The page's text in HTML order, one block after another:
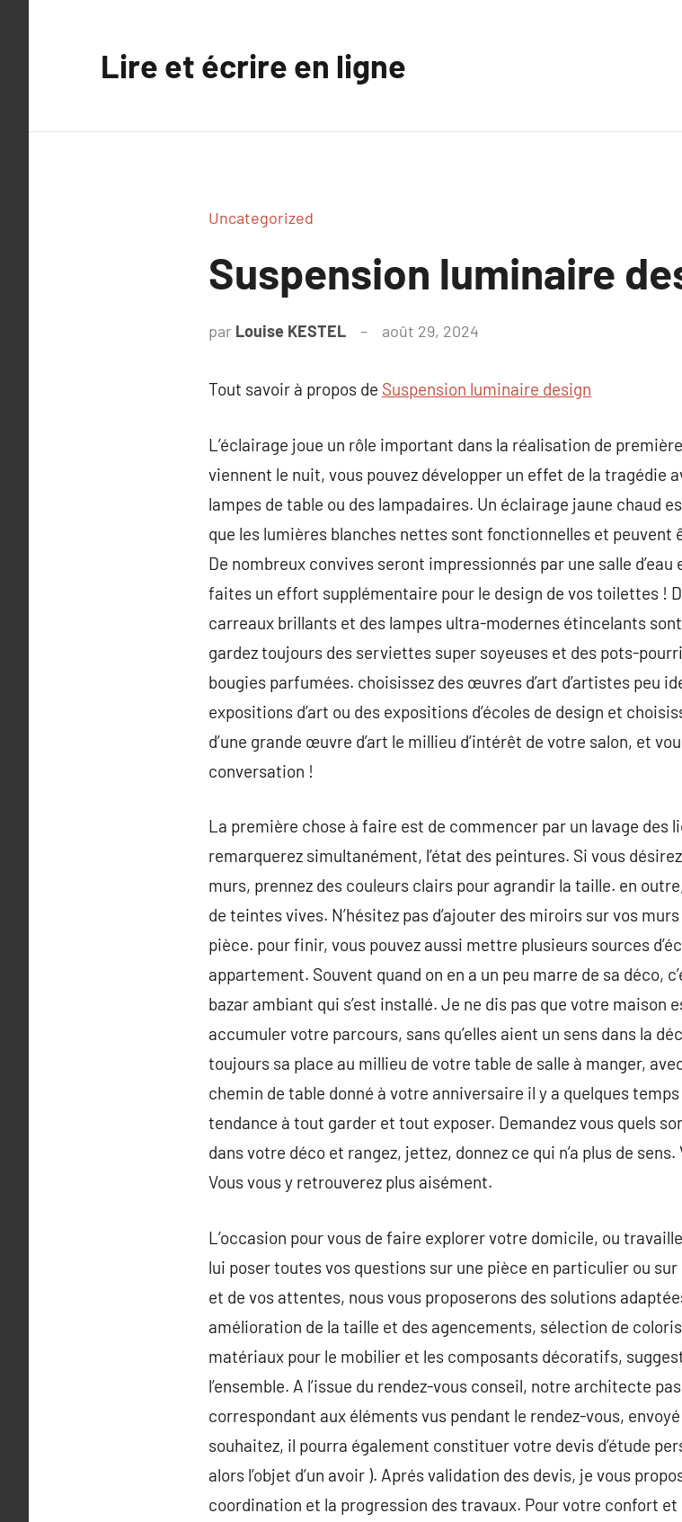
Lire et écrire en ligne
Uncategorized
Suspension luminaire
par Louise KESTEL août 29, 2024
Tout savoir à propos de Suspension luminaire design
L’éclairage joue un rôle important dans la réalisation de
viennent le nuit, vous pouvez développer un effet de la tragédie
lampes de table ou des lampadaires. Un éclairage jaune chaud
que les lumières blanches nettes sont fonctionnelles et
De nombreux convives seront impressionnés par une salle d’eau
faites un effort supplémentaire pour le design de vos toilettes !
carreaux brillants et des lampes ultra-modernes étincelants
gardez toujours des serviettes super soyeuses et des pots-
bougies parfumées. choisissez des œuvres d’art d’artistes peu
expositions d’art ou des expositions d’écoles de design et
d’une grande œuvre d’art le millieu d’intérêt de votre salon, et
conversation !
La première chose à faire est de commencer par un lavage des
remarquerez simultanément, l’état des peintures. Si vous
murs, prennez des couleurs clairs pour agrandir la taille. en
de teintes vives. N’hésitez pas d’ajouter des miroirs sur vos
pièce. pour finir, vous pouvez aussi mettre plusieurs sources
appartement. Souvent quand on en a un peu marre de sa déco,
bazar ambiant qui s’est installé. Je ne dis pas que votre maison
accumuler votre parcours, sans qu’elles aient un sens dans la
toujours sa place au millieu de votre table de salle à manger,
chemin de table donné à votre anniversaire il y a quelques temps
tendance à tout garder et tout exposer. Demandez vous quels
dans votre déco et rangez, jettez, donnez ce qui n’a plus de
Vous vous y retrouverez plus aisément.
L’occasion pour vous de faire explorer votre domicile, ou
lui poser toutes vos questions sur une pièce en particulier ou
et de vos attentes, nous vous proposerons des solutions
amélioration de la taille et des agencements, sélection de
matériaux pour le mobilier et les composants décoratifs,
l’ensemble. A l’issue du rendez-vous conseil, notre architecte
correspondant aux éléments vus pendant le rendez-vous,
souhaitez, il pourra également constituer votre devis d’étude
alors l’objet d’un avoir ). Aprés validation des devis, je vous
coordination et la progression des travaux. Pour votre confort